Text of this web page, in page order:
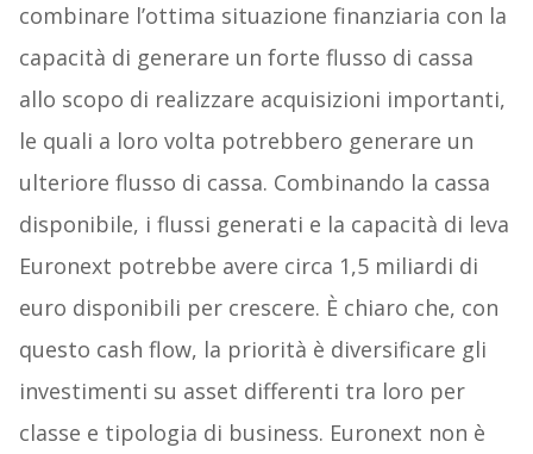
combinare l’ottima situazione finanziaria con la
capacità di generare un forte flusso di cassa
allo scopo di realizzare acquisizioni importanti,
le quali a loro volta potrebbero generare un
ulteriore flusso di cassa. Combinando la cassa
disponibile, i flussi generati e la capacità di leva
Euronext potrebbe avere circa 1,5 miliardi di
euro disponibili per crescere. È chiaro che, con
questo cash flow, la priorità è diversificare gli
investimenti su asset differenti tra loro per
classe e tipologia di business. Euronext non è